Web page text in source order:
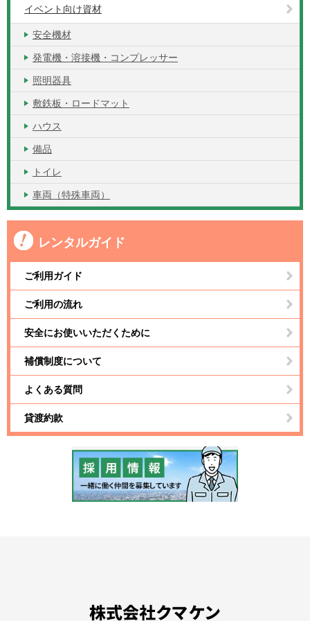
イベント向け資材
安全機材
発電機・溶接機・コンプレッサー
照明器具
敷鉄板・ロードマット
ハウス
備品
トイレ
車両（特殊車両）
レンタルガイド
ご利用ガイド
ご利用の流れ
安全にお使いいただくために
補償制度について
よくある質問
貸渡約款